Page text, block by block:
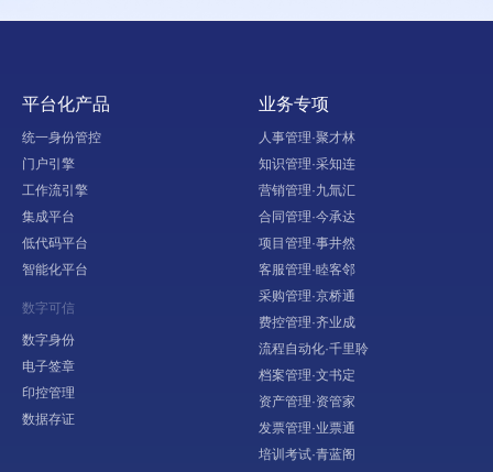
平台化产品
统一身份管控
门户引擎
工作流引擎
集成平台
低代码平台
智能化平台
数字可信
数字身份
电子签章
印控管理
数据存证
业务专项
人事管理·聚才林
知识管理·采知连
营销管理·九氚汇
合同管理·今承达
项目管理·事井然
客服管理·睦客邻
采购管理·京桥通
费控管理·齐业成
流程自动化·千里聆
档案管理·文书定
资产管理·资管家
发票管理·业票通
培训考试·青蓝阁